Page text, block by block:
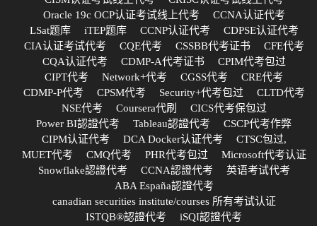
Oracle 19c OCP认证考试线上代考
CCNA认证代考
LSat题库
iTEP题库 CCNP认证代考
CDPSE认证代考
CIA认证考试代考
CQE代考 CSSBB代考证书
CFE代考
CQA认证代考
CDMP-A代考证书
CPIM代考包过
CIPT代考
Network+代考 CGSS代考
CRE代考
CDMP-P代考
CPSM代考 Security+代考包过
CLTD代考
NSE代考
Coursera代刷
CICS代考保包过
Power BI認證代考
Tableau認證代考
CSCP代考作弊
CIPM认证代考
DCA Docker认证代考
CTSC包过,
MUET代考
CMQ代考 PHR代考包过
Microsoft代考认证
Snowflake認證代考
CCNA認證代考
英语考试代考
ABA España認證代考
canadian securities institute/courses 所有考试认证
ISTQB®認證代考
iSQI認證代考